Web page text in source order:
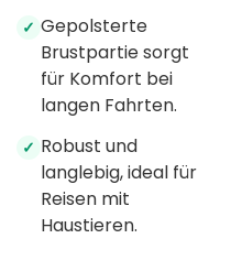
✓ Gepolsterte
Brustpartie sorgt
für Komfort bei
langen Fahrten.
✓ Robust und
langlebig, ideal für
Reisen mit
Haustieren.